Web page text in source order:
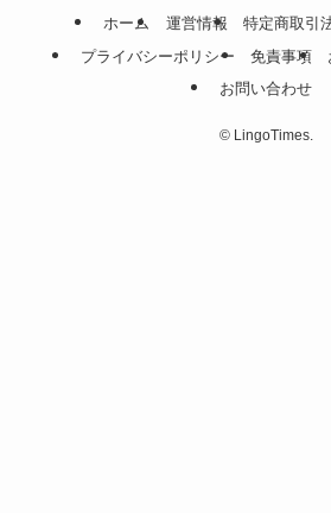
ホーム 運営情報
特定商取引
プライバシーポリシー
免責事項
お問い合わせ
©LingoTimes.